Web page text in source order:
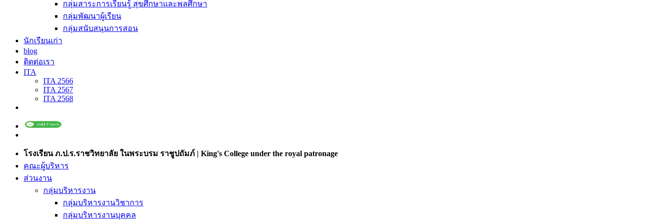
กลุ่มสาระการเรียนรู้ สุขศึกษาและพลศึกษา
กลุ่มพัฒนาผู้เรียน
กลุ่มสนับสนุนการสอน
นักเรียนเก่า
blog
ติดต่อเรา
ITA
ITA 2566
ITA 2567
ITA 2568
โรงเรียน ภ.ป.ร.ราชวิทยาลัย ในพระบรม ราชูปถัมภ์ | King's College under the royal patronage
คณะผู้บริหาร
ส่วนงาน
กลุ่มบริหารงาน
กลุ่มบริหารงานวิชาการ
กลุ่มบริหารงานบุคคล